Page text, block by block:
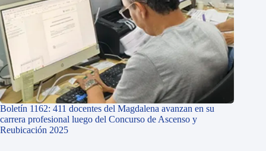
Boletín 1162: 411 docentes del Magdalena avanzan en su
carrera profesional luego del Concurso de Ascenso y
Reubicación 2025